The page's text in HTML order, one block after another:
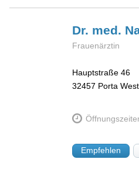
Dr. med.
Frauenärztin
Hauptstraße 46
32457 Porta
Empfehlen